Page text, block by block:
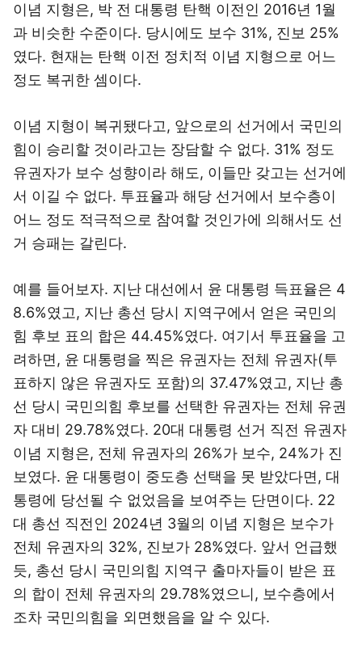
이념 지형은, 박 전 대통령 탄핵 이전인 2016년 1월
과 비슷한 수준이다. 당시에도 보수 31%, 진보 25%
였다. 현재는 탄핵 이전 정치적 이념 지형으로 어느
정도 복귀한 셈이다.
이념 지형이 복귀됐다고, 앞으로의 선거에서 국민의
힘이 승리할 것이라고는 장담할 수 없다. 31% 정도
유권자가 보수 성향이라 해도, 이들만 갖고는 선거에
서 이길 수 없다. 투표율과 해당 선거에서 보수층이
어느 정도 적극적으로 참여할 것인가에 의해서도 선
거 승패는 갈린다.
예를 들어보자. 지난 대선에서 윤 대통령 득표율은 4
8.6%였고, 지난 총선 당시 지역구에서 얻은 국민의
힘 후보 표의 합은 44.45%였다. 여기서 투표율을 고
려하면, 윤 대통령을 찍은 유권자는 전체 유권자(투
표하지 않은 유권자도 포함)의 37.47%였고, 지난 총
선 당시 국민의힘 후보를 선택한 유권자는 전체 유권
자 대비 29.78%였다. 20대 대통령 선거 직전 유권자
이념 지형은, 전체 유권자의 26%가 보수, 24%가 진
보였다. 윤 대통령이 중도층 선택을 못 받았다면, 대
통령에 당선될 수 없었음을 보여주는 단면이다. 22
대 총선 직전인 2024년 3월의 이념 지형은 보수가
전체 유권자의 32%, 진보가 28%였다. 앞서 언급했
듯, 총선 당시 국민의힘 지역구 출마자들이 받은 표
의 합이 전체 유권자의 29.78%였으니, 보수층에서
조차 국민의힘을 외면했음을 알 수 있다.